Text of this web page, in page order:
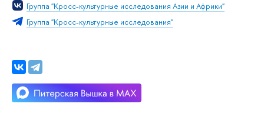
Группа "Кросс-культурные исследования Азии и Африки"
Группа "Кросс-культурные исследования"